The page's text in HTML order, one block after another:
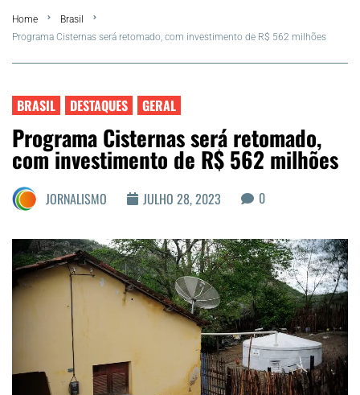
FLA Araru 2026
Região dos Lagos
Agenda Cultural
Colunistas
Matérias Exclusivas
Home
Brasil
Programa Cisternas será retomado, com investimento de R$ 562 milhões
BRASIL DESTAQUES GERAL
Programa Cisternas será retomado,
com investimento de R$ 562 milhões
JORNALISMO JULHO 28, 2023 0